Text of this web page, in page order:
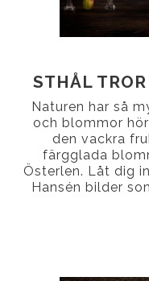
STHÅL
Naturen har så
och blommor
den vackra
färgglada
Österlen. Låt dig
Hansén bilder